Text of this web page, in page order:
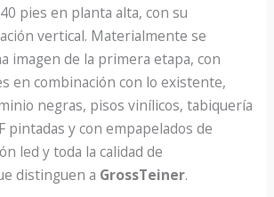
pies en planta alta, con su
vertical. Materialmente se
imagen de la primera etapa, con
en combinación con lo existente,
negras, pisos vinílicos, tabiquería
pintadas y con empapelados de
led y toda la calidad de
distinguen a GrossTeiner.